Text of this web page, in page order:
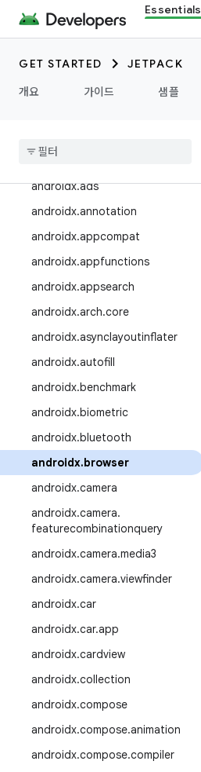
Essentials
GET STARTED
JETPACK
개요
가이드 샘플
라이브러리 탐색
androidx
androidx.ads
androidx.annotation
androidx.appcompat
androidx.appfunctions
androidx.appsearch
androidx.arch.core
androidx.asynclayoutinflater
androidx.autofill
androidx.benchmark
androidx.biometric
androidx.bluetooth
androidx.browser
androidx.camera
androidx.camera.
featurecombinationquery
androidx.camera.media3
androidx.camera.viewfinder
androidx.car
androidx.car.app
androidx.cardview
androidx.collection
androidx.compose
androidx.compose.animation
androidx.compose.compiler